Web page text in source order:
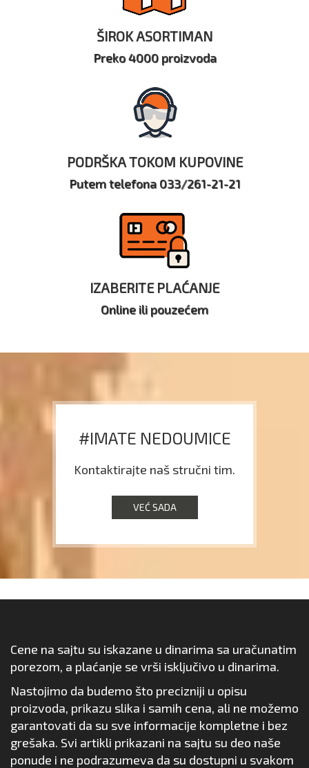
ŠIROK ASORTIMAN
Preko 4000 proizvoda
PODRŠKA TOKOM KUPOVINE
Putem telefona 033/261-21-21
IZABERITE PLAĆANJE
Online ili pouzećem
#IMATE NEDOUMICE
Kontaktirajte naš stručni tim.
VEĆ SADA
Cene na sajtu su iskazane u dinarima sa uračunatim
porezom, a plaćanje se vrši isključivo u dinarima.
Nastojimo da budemo što precizniji u opisu
proizvoda, prikazu slika i samih cena, ali ne možemo
garantovati da su sve informacije kompletne i bez
grešaka. Svi artikli prikazani na sajtu su deo naše
ponude i ne podrazumeva da su dostupni u svakom